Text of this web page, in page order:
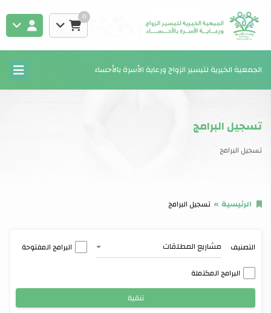
0
الجمعية الخيرية لتيسير الزواج ورعاية الأسرة بالأحساء
تسجيل البرامج
تسجيل البرامج
الرئيسية تسجيل البرامج
التصنيف مشاريع المطلقات
البرامج المفتوحة
البرامج المكتملة
تنقية